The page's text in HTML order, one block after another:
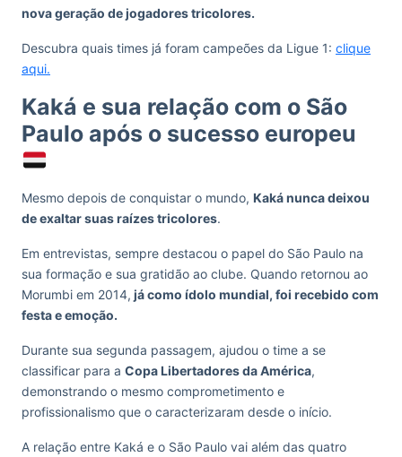
nova geração de jogadores tricolores.
Descubra quais times já foram campeões da Ligue 1: clique
aqui.
Kaká e sua relação com o São
Paulo após o sucesso europeu
Mesmo depois de conquistar o mundo, Kaká nunca deixou
de exaltar suas raízes tricolores.
Em entrevistas, sempre destacou o papel do São Paulo na
sua formação e sua gratidão ao clube. Quando retornou ao
Morumbi em 2014, já como ídolo mundial, foi recebido com
festa e emoção.
Durante sua segunda passagem, ajudou o time a se
classificar para a Copa Libertadores da América,
demonstrando o mesmo comprometimento e
profissionalismo que o caracterizaram desde o início.
A relação entre Kaká e o São Paulo vai além das quatro